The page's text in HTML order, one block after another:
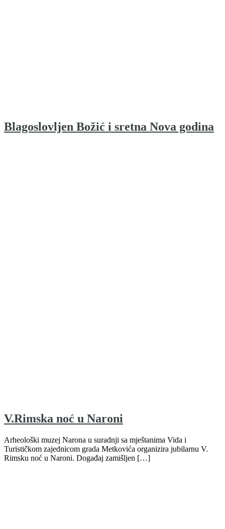
Blagoslovljen Božić i sretna Nova godina
V.Rimska noć u Naroni
Arheološki muzej Narona u suradnji sa mještanima Vida i
Turističkom zajednicom grada Metkovića organizira jubilarnu V.
Rimsku noć u Naroni. Događaj zamišljen […]